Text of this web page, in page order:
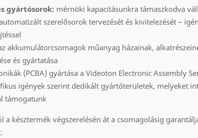
gyártósorok: mérnöki kapacitásunkra támaszkodva
szerelősorok tervezését és kivitelezését –
akkumulátorcsomagok műanyag házainak,
és gyártatása
(PCBA) gyártása a Videoton Electronic Assembly
igények szerint dedikált gyártóterületek, melyeket
támogatunk
a késztermék végszerelésén át a csomagolásig